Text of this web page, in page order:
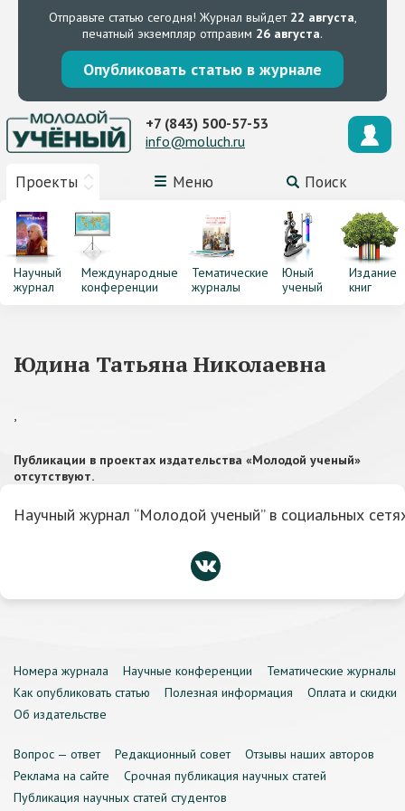
Отправьте статью сегодня! Журнал выйдет 22 августа,
печатный экземпляр отправим 26 августа.
Опубликовать статью в журнале
Проекты Меню Поиск
+7 (843) 500-57-53
info@moluch.ru
Научный
журнал
Международные
конференции
Тематические
журналы
Юный
ученый
Издание
книг
Юдина Татьяна Николаевна
,
Публикации в проектах издательства «Молодой ученый»
отсутствуют.
Научный журнал “Молодой ученый” в социальных
Номера журнала Научные конференции
Тематические журналы
Как опубликовать статью
Полезная информация
Оплата и скидки
Об издательстве
Вопрос — ответ Редакционный совет
Отзывы наших авторов
Реклама на сайте
Срочная публикация научных статей
Публикация научных статей студентов